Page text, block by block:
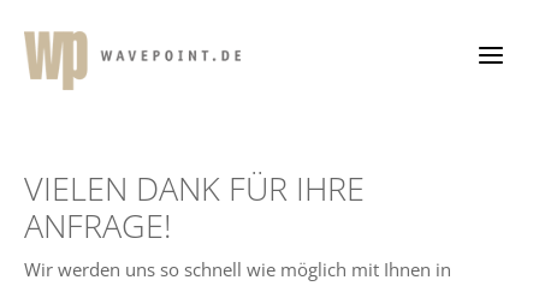
Inhalt
springen
VIELEN DANK FÜR IHRE
ANFRAGE!
Wir werden uns so schnell wie möglich mit Ihnen in